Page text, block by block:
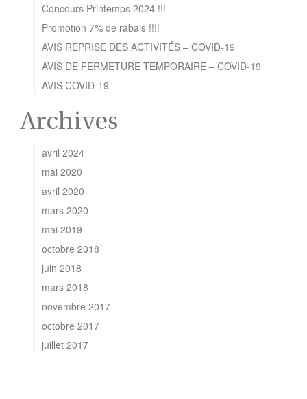
Concours Printemps 2024 !!!
Promotion 7% de rabais !!!!
AVIS REPRISE DES ACTIVITÉS – COVID-19
AVIS DE FERMETURE TEMPORAIRE – COVID-19
AVIS COVID-19
Archives
avril 2024
mai 2020
avril 2020
mars 2020
mai 2019
octobre 2018
juin 2018
mars 2018
novembre 2017
octobre 2017
juillet 2017